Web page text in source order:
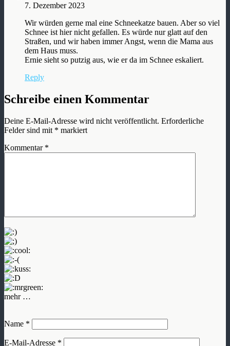
7. Dezember 2023
Wir würden gerne mal eine Schneekatze bauen. Aber so viel
Schnee ist hier nicht gefallen. Es würde nur glatt auf den
Straßen, und wir haben immer Angst, wenn die Mama aus
dem Haus muss.
Ernie sieht so putzig aus, wie er da im Schnee eskaliert.
Reply
Schreibe einen Kommentar
Deine E-Mail-Adresse wird nicht veröffentlicht. Erforderliche
Felder sind mit * markiert
Kommentar *
mehr …
Name *
E-Mail-Adresse *